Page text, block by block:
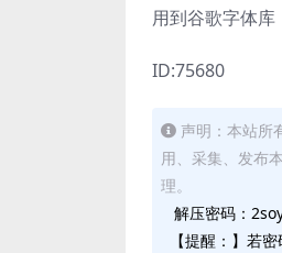
用到谷歌字体库
ID:75680
声明：本站所
用、采集、发布
理。
解压密码：
【提醒：】若